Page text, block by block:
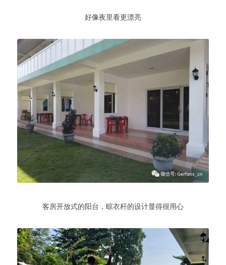
好像夜里看更漂亮
客房开放式的阳台，晾衣杆的设计显得很用心